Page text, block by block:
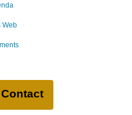
Web
Contact